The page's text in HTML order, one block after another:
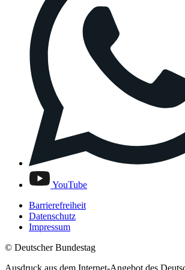
YouTube
Barrierefreiheit
Datenschutz
Impressum
© Deutscher Bundestag